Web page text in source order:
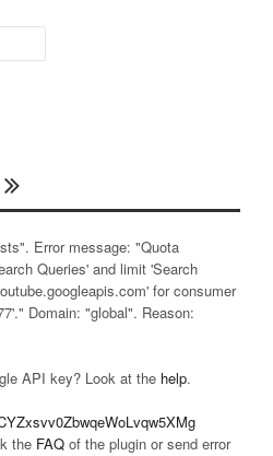
Error message: "Quota
Queries' and limit 'Search
for consumer
Domain: "global". Reason:
API key? Look at the help.
the FAQ of the plugin or send error